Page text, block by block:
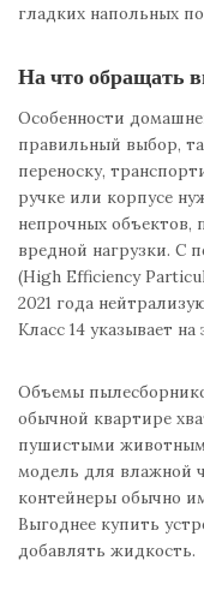
гладких напольных
На что обращать
Особенности
правильный выбор,
переноску,
ручке или корпусе
непрочных объектов,
вредной нагрузки. С
(High Efficiency
2021 года
Класс 14 указывает
Объемы
обычной квартире
пушистыми
модель для влажной
контейнеры обычно
Выгоднее купить
добавлять жидкость.